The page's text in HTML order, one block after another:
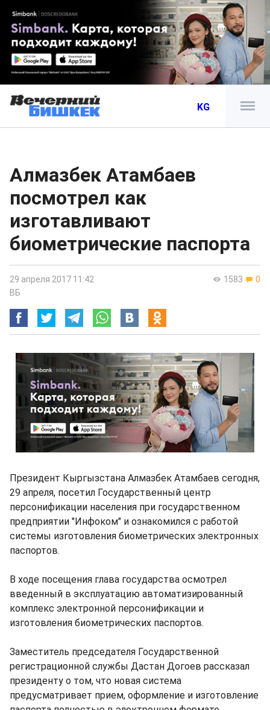
KG
Алмазбек Атамбаев
посмотрел как
изготавливают
биометрические паспорта
1583 0
29 апреля 2017 11:42
ВБ
Президент Кыргызстана Алмазбек Атамбаев сегодня,
29 апреля, посетил Государственный центр
персонификации населения при государственном
предприятии "Инфоком" и ознакомился с работой
системы изготовления биометрических электронных
паспортов.
В ходе посещения глава государства осмотрел
введенный в эксплуатацию автоматизированный
комплекс электронной персонификации и
изготовления биометрических паспортов.
Заместитель председателя Государственной
регистрационной службы Дастан Догоев рассказал
президенту о том, что новая система
предусматривает прием, оформление и изготовление